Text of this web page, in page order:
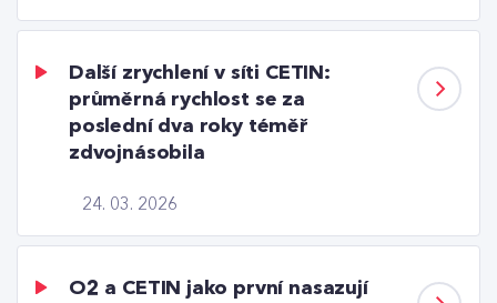
24. 03. 2026
Další zrychlení v síti CETIN:
průměrná rychlost se za
poslední dva roky téměř
zdvojnásobila
O2 a CETIN jako první nasazují